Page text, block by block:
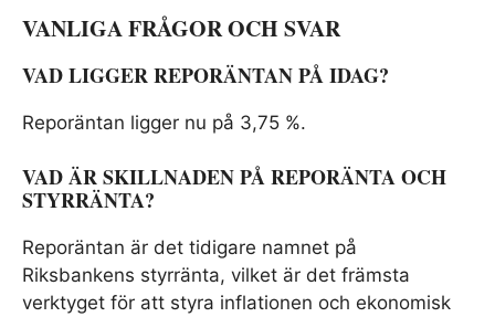
VANLIGA FRÅGOR OCH SVAR
VAD LIGGER REPORÄNTAN PÅ IDAG?
Reporäntan ligger nu på 3,75 %.
VAD ÄR SKILLNADEN PÅ REPORÄNTA OCH
STYRRÄNTA?
Reporäntan är det tidigare namnet på
Riksbankens styrränta, vilket är det främsta
verktyget för att styra inflationen och ekonomisk